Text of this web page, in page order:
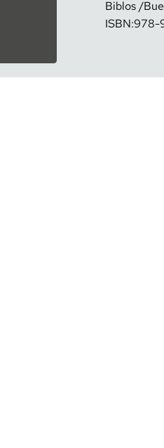
Biblos
ISBN:978-